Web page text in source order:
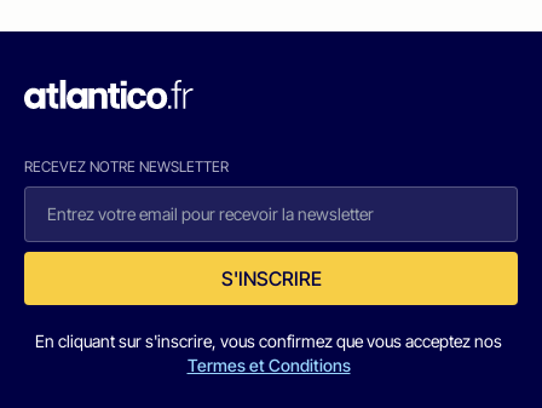
RECEVEZ NOTRE NEWSLETTER
S'INSCRIRE
En cliquant sur s'inscrire, vous confirmez que vous acceptez nos
Termes et Conditions